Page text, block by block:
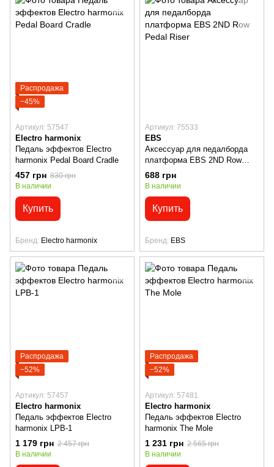
Распродажа
−45%
Артикул: 57547
Electro harmonix
Педаль эффектов Electro
harmonix Pedal Board Cradle
457 грн 830 грн
В наличии
Купить
Бренд Electro harmonix
Артикул: 75533
EBS
Аксессуар для педалборда
платформа EBS 2ND Row
Pedal Riser
688 грн
В наличии
Купить
Бренд EBS
Распродажа
−52%
Артикул: 57457
Electro harmonix
Педаль эффектов Electro
harmonix LPB-1
1 179 грн 2 457 грн
В наличии
Распродажа
−52%
Артикул: 57481
Electro harmonix
Педаль эффектов Electro
harmonix The Mole
1 231 грн 2 565 грн
В наличии